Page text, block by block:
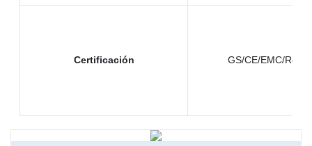
Certificación GS/CE/EMC/RoHS